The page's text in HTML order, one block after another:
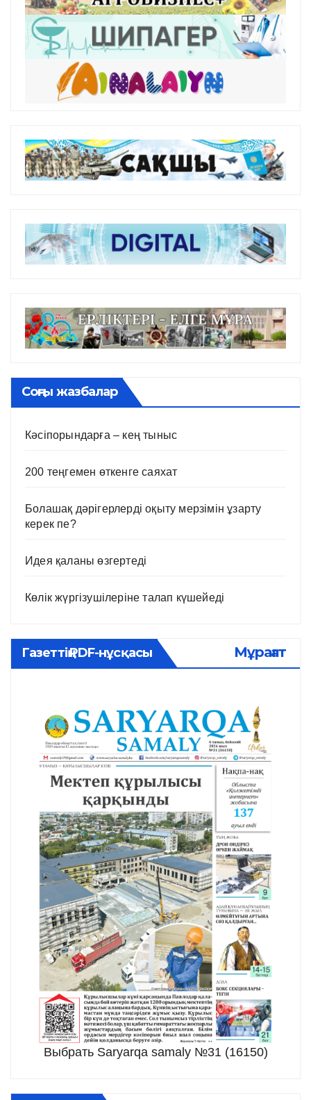
Соңғы жазбалар
Кәсіпорындарға – кең тыныс
200 теңгемен өткенге саяхат
Болашақ дәрігерлерді оқыту мерзімін ұзарту
керек пе?
Идея қаланы өзгертеді
Көлік жүргізушілеріне талап күшейеді
Газеттің PDF-нұсқасы Мұрағат
Выбрать Saryarqa samaly №31 (16150)